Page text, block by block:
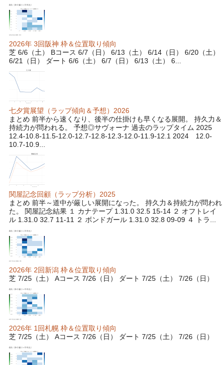
2026年 3回阪神 枠＆位置取り傾向
芝 6/6（土） Bコース 6/7（日） 6/13（土） 6/14（日） 6/20（土）
6/21（日） ダート 6/6（土） 6/7（日） 6/13（土） 6...
七夕賞展望（ラップ傾向＆予想）2026
まとめ 前半から速くなり、後半の仕掛けも早くなる展開。 持久力＆
持続力が問われる。 予想◎サヴォーナ 過去のラップタイム 2025
12.4-10.8-11.5-12.0-12.7-12.8-12.3-12.0-11.9-12.1 2024 12.0-
10.7-10.9...
関屋記念回顧（ラップ分析）2025
まとめ 前半～道中が厳しい展開になった。 持久力＆持続力が問われ
た。 関屋記念結果 １ カナテープ 1.31.0 32.5 15-14 ２ オフトレイ
ル 1.31.0 32.7 11-11 ２ ボンドガール 1.31.0 32.8 09-09 ４ トラ...
2026年 2回新潟 枠＆位置取り傾向
芝 7/25（土） Aコース 7/26（日） ダート 7/25（土） 7/26（日）
2026年 1回札幌 枠＆位置取り傾向
芝 7/25（土） Aコース 7/26（日） ダート 7/25（土） 7/26（日）